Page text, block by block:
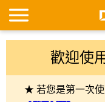
歡迎使
★ 若您是第一次